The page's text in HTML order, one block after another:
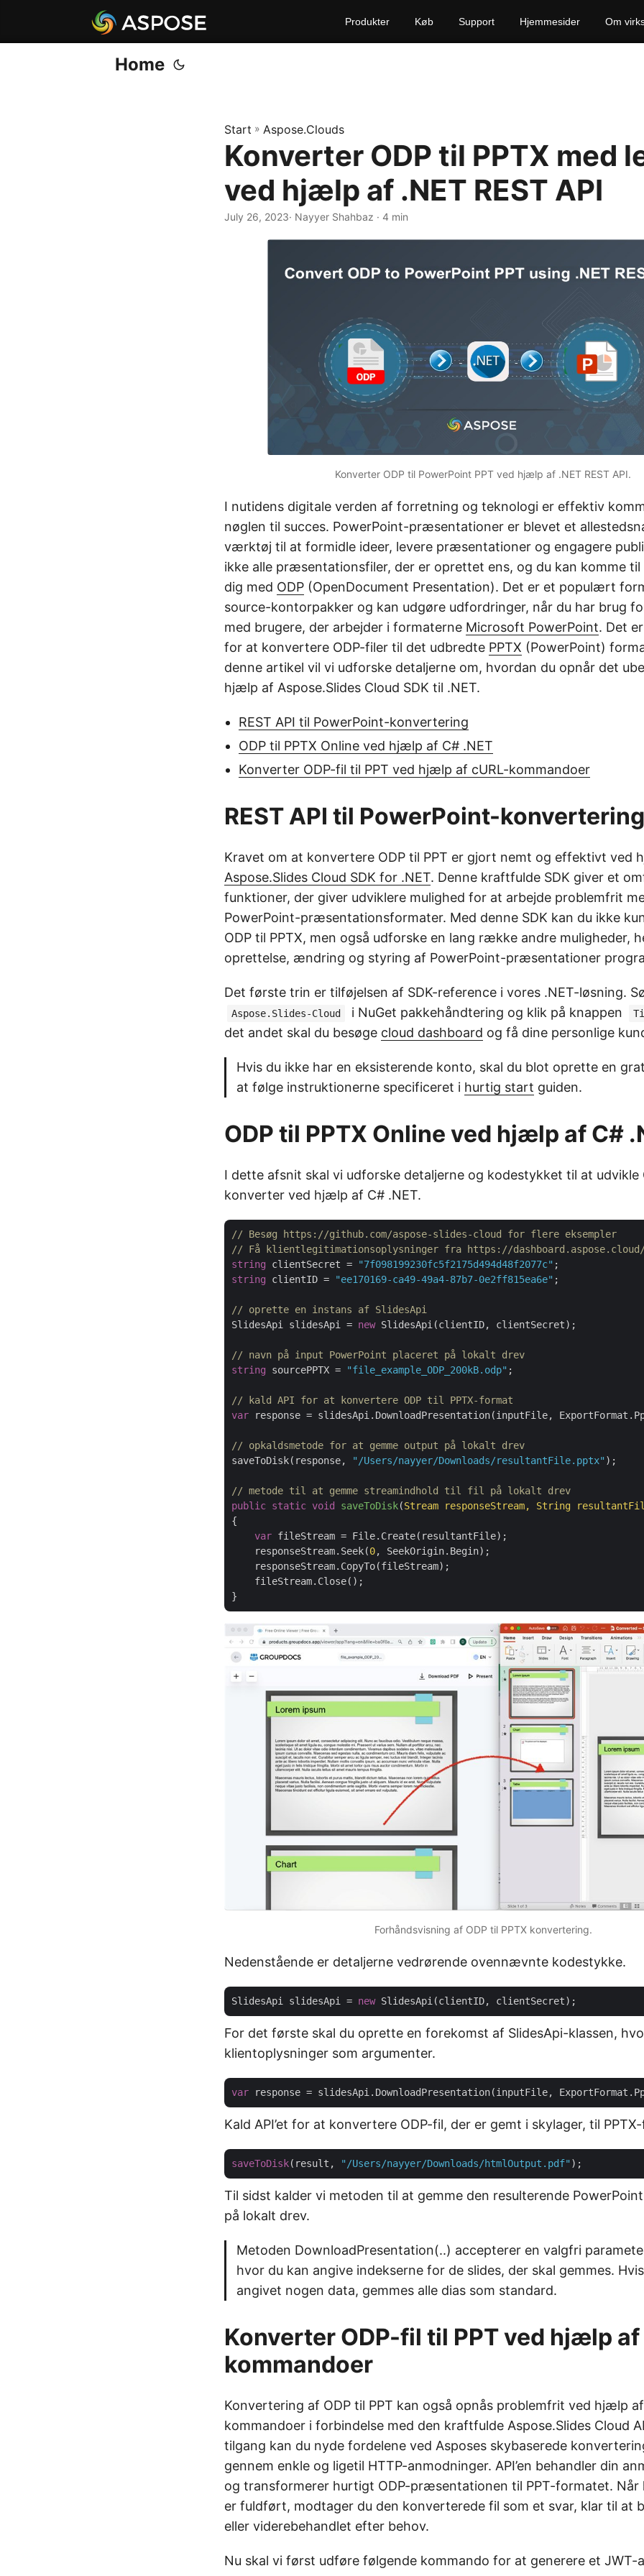
Produkter Køb Support Hjemmesider Om
Home
Start » Aspose.Clouds
Konverter ODP til PPTX med
ved hjælp af .NET REST API
July 26, 2023· Nayyer Shahbaz · 4 min
Konverter ODP til PowerPoint PPT ved hjælp af .NET REST API.
I nutidens digitale verden af forretning og teknologi er effektiv
nøglen til succes. PowerPoint-præsentationer er blevet et
værktøj til at formidle ideer, levere præsentationer og engagere
ikke alle præsentationsfiler, der er oprettet ens, og du kan komme
dig med ODP (OpenDocument Presentation). Det er et populært
source-kontorpakker og kan udgøre udfordringer, når du har brug
med brugere, der arbejder i formaterne Microsoft PowerPoint. Det
for at konvertere ODP-filer til det udbredte PPTX (PowerPoint)
denne artikel vil vi udforske detaljerne om, hvordan du opnår det
hjælp af Aspose.Slides Cloud SDK til .NET.
REST API til PowerPoint-konvertering
ODP til PPTX Online ved hjælp af C# .NET
Konverter ODP-fil til PPT ved hjælp af cURL-kommandoer
REST API til PowerPoint-konvertering
Kravet om at konvertere ODP til PPT er gjort nemt og effektivt ved
Aspose.Slides Cloud SDK for .NET. Denne kraftfulde SDK giver et
funktioner, der giver udviklere mulighed for at arbejde problemfrit
PowerPoint-præsentationsformater. Med denne SDK kan du ikke
ODP til PPTX, men også udforske en lang række andre muligheder,
oprettelse, ændring og styring af PowerPoint-præsentationer
Det første trin er tilføjelsen af SDK-reference i vores .NET-løsning.
Aspose.Slides-Cloud i NuGet pakkehåndtering og klik på knappen
det andet skal du besøge cloud dashboard og få dine personlige
Hvis du ikke har en eksisterende konto, skal du blot oprette en
at følge instruktionerne specificeret i hurtig start guiden.
ODP til PPTX Online ved hjælp af C#
I dette afsnit skal vi udforske detaljerne og kodestykket til at udvikle
konverter ved hjælp af C# .NET.
// Besøg https://github.com/aspose-slides-cloud for flere eksempler
// Få klientlegitimationsoplysninger fra https://dashboard.aspose.cloud/
string clientSecret = "7f098199230fc5f2175d494d48f2077c"
string clientID = "ee170169-ca49-49a4-87b7-0e2ff815ea6e" ;
// oprette en instans af SlidesApi
SlidesApi slidesApi = new SlidesApi(clientID, clientSecret);
// navn på input PowerPoint placeret på lokalt drev
string sourcePPTX = "file_example_ODP_200kB.odp" ;
// kald API for at konvertere ODP til PPTX-format
var response = slidesApi.DownloadPresentation(inputFile,
// opkaldsmetode for at gemme output på lokalt drev
saveToDisk(response,
"/Users/nayyer/Downloads/resultantFile.pptx" );
// metode til at gemme streamindhold til fil på lokalt drev
public static void saveToDisk(Stream responseStream, String
{
var fileStream = File.Create(resultantFile);
    responseStream.Seek(
0, SeekOrigin.Begin);
    responseStream.CopyTo(fileStream);
    fileStream.Close();
Forhåndsvisning af ODP til PPTX konvertering.
Nedenstående er detaljerne vedrørende ovennævnte kodestykke.
SlidesApi slidesApi = new
For det første skal du oprette en forekomst af SlidesApi-klassen,
klientoplysninger som argumenter.
var
Kald API’et for at konvertere ODP-fil, der er gemt i skylager, til
saveToDisk(result, "/Users/nayyer/Downloads/htmlOutput.pdf"
Til sidst kalder vi metoden til at gemme den resulterende
på lokalt drev.
Metoden DownloadPresentation(..) accepterer en valgfri
hvor du kan angive indekserne for de slides, der skal gemmes.
angivet nogen data, gemmes alle dias som standard.
Konverter ODP-fil til PPT ved hjælp af
kommandoer
Konvertering af ODP til PPT kan også opnås problemfrit ved hjælp
kommandoer i forbindelse med den kraftfulde Aspose.Slides Cloud
tilgang kan du nyde fordelene ved Asposes skybaserede
gennem enkle og ligetil HTTP-anmodninger. API’en behandler din
og transformerer hurtigt ODP-præsentationen til PPT-formatet. Når
er fuldført, modtager du den konverterede fil som et svar, klar til at
eller viderebehandlet efter behov.
Nu skal vi først udføre følgende kommando for at generere et JWT-